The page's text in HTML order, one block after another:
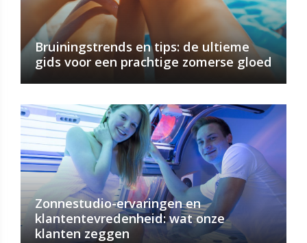
Bruiningstrends en tips: de ultieme
gids voor een prachtige zomerse gloed
Zonnestudio-ervaringen en
klantentevredenheid: wat onze
klanten zeggen